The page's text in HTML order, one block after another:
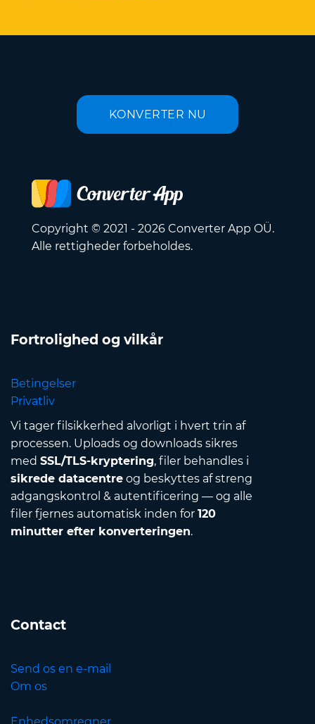
KONVERTER NU
Copyright © 2021 - 2026 Converter App OÜ.
Alle rettigheder forbeholdes.
Fortrolighed og vilkår
Betingelser
Privatliv
Vi tager filsikkerhed alvorligt i hvert trin af
processen. Uploads og downloads sikres
med SSL/TLS-kryptering, filer behandles i
sikrede datacentre og beskyttes af streng
adgangskontrol & autentificering — og alle
filer fjernes automatisk inden for 120
minutter efter konverteringen.
Contact
Send os en e-mail
Om os